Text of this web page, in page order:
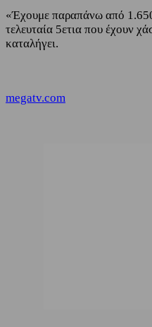
«Έχουμε παραπάνω από
τελευταία 5ετια που έχουν
καταλήγει.
megatv.com